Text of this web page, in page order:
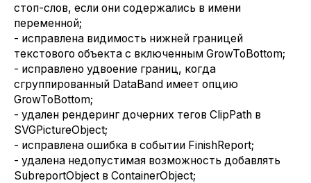
стоп-слов, если они содержались в имени
переменной;
- исправлена видимость нижней границей
текстового объекта с включенным GrowToBottom;
- исправлено удвоение границ, когда
сгруппированный DataBand имеет опцию
GrowToBottom;
- удален рендеринг дочерних тегов ClipPath в
SVGPictureObject;
- исправлена ошибка в событии FinishReport;
- удалена недопустимая возможность добавлять
SubreportObject в ContainerObject;